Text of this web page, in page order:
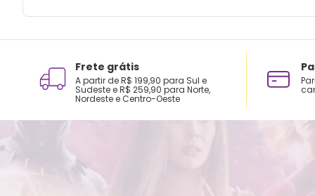
Frete grátis
A partir de R$ 199,90 para Sul e
Sudeste e R$ 259,90 para Norte,
Nordeste e Centro-Oeste